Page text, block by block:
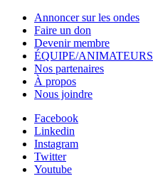
Annoncer sur les ondes
Faire un don
Devenir membre
ÉQUIPE/ANIMATEURS
Nos partenaires
À propos
Nous joindre
Facebook
Linkedin
Instagram
Twitter
Youtube